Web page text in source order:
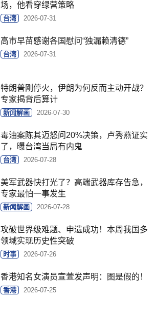
场，他看穿绿营策略
台湾 2026-07-31
高市早苗感谢各国慰问“独漏赖清德”
台湾 2026-07-31
特朗普刚停火，伊朗为何反而主动开战？
专家揭背后算计
新闻解画 2026-07-30
毒油案陈其迈怒问20%决策，卢秀燕证实
了，曝台湾当局有内鬼
台湾 2026-07-28
美军武器快打光了？高端武器库存告急，
专家最怕一事发生
新闻解画 2026-07-28
攻破世界级难题、申遗成功！本周我国多
领域实现历史性突破
时事 2026-07-26
香港知名女演员宣萱发声明：图是假的！
香港 2026-07-25